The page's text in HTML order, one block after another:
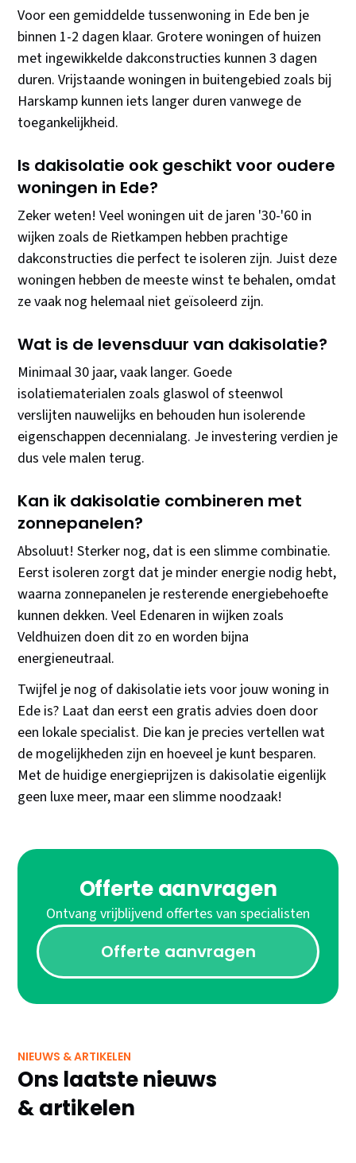
Voor een gemiddelde tussenwoning in Ede ben je
binnen 1-2 dagen klaar. Grotere woningen of huizen
met ingewikkelde dakconstructies kunnen 3 dagen
duren. Vrijstaande woningen in buitengebied zoals bij
Harskamp kunnen iets langer duren vanwege de
toegankelijkheid.
Is dakisolatie ook geschikt voor oudere
woningen in Ede?
Zeker weten! Veel woningen uit de jaren '30-'60 in
wijken zoals de Rietkampen hebben prachtige
dakconstructies die perfect te isoleren zijn. Juist deze
woningen hebben de meeste winst te behalen, omdat
ze vaak nog helemaal niet geïsoleerd zijn.
Wat is de levensduur van dakisolatie?
Minimaal 30 jaar, vaak langer. Goede
isolatiematerialen zoals glaswol of steenwol
verslijten nauwelijks en behouden hun isolerende
eigenschappen decennialang. Je investering verdien je
dus vele malen terug.
Kan ik dakisolatie combineren met
zonnepanelen?
Absoluut! Sterker nog, dat is een slimme combinatie.
Eerst isoleren zorgt dat je minder energie nodig hebt,
waarna zonnepanelen je resterende energiebehoefte
kunnen dekken. Veel Edenaren in wijken zoals
Veldhuizen doen dit zo en worden bijna
energieneutraal.
Twijfel je nog of dakisolatie iets voor jouw woning in
Ede is? Laat dan eerst een gratis advies doen door
een lokale specialist. Die kan je precies vertellen wat
de mogelijkheden zijn en hoeveel je kunt besparen.
Met de huidige energieprijzen is dakisolatie eigenlijk
geen luxe meer, maar een slimme noodzaak!
Offerte aanvragen
Ontvang vrijblijvend offertes van specialisten
Offerte aanvragen
NIEUWS & ARTIKELEN
Ons laatste nieuws
& artikelen